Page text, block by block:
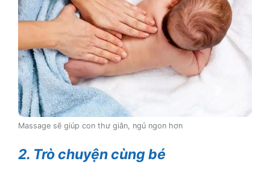
Massage sẽ giúp con thư giãn, ngủ ngon hơn
2. Trò chuyện cùng bé